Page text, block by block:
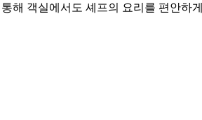
해 객실에서도 셰프의 요리를 편안하